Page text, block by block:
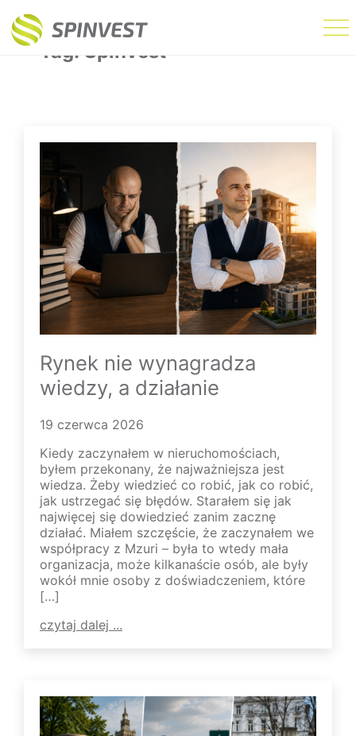
Tag: Spinvest
Rynek nie wynagradza
wiedzy, a działanie
19 czerwca 2026
Kiedy zaczynałem w nieruchomościach,
byłem przekonany, że najważniejsza jest
wiedza. Żeby wiedzieć co robić, jak co robić,
jak ustrzegać się błędów. Starałem się jak
najwięcej się dowiedzieć zanim zacznę
działać. Miałem szczęście, że zaczynałem we
współpracy z Mzuri – była to wtedy mała
organizacja, może kilkanaście osób, ale były
wokół mnie osoby z doświadczeniem, które
[…]
czytaj dalej ...